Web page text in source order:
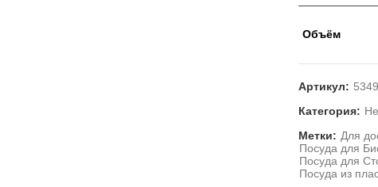
Объём
Артикул: 5349
Категория:
Метки: Для
Посуда для
Посуда для
Посуда из